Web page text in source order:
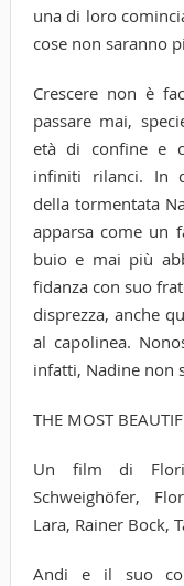
una di loro
cose non saranno
Crescere non è
passare mai,
età di confine e
infiniti rilanci. In
della tormentata
apparsa come un
buio e mai più
fidanza con suo
disprezza, anche
al capolinea.
infatti, Nadine non
THE MOST
Un film di
Schweighöfer,
Lara, Rainer Bock,
Andi e il suo